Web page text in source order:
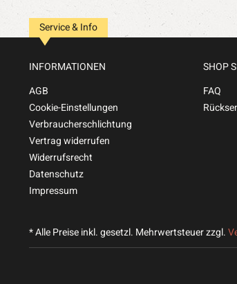
Service & Info
INFORMATIONEN
AGB
Cookie-Einstellungen
Verbraucherschlichtung
Vertrag widerrufen
Widerrufsrecht
Datenschutz
Impressum
SHOP
FAQ
* Alle Preise inkl. gesetzl. Mehrwertsteuer zzgl.